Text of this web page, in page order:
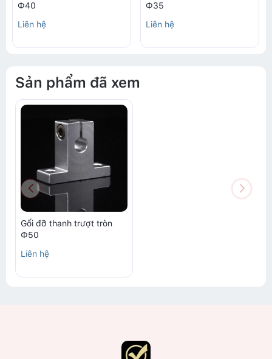
Ф40
Liên hệ
Ф35
Liên hệ
Sản phẩm đã xem
Gối đỡ thanh trượt tròn
Ф50
Liên hệ